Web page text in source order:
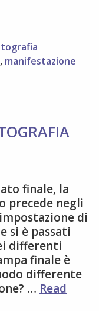
, manifestazione
finale, la
precede negli
di
si è passati
differenti
finale è
differente
… Read